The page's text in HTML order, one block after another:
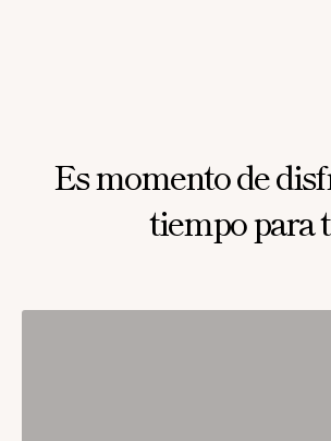
Es momento de
tiempo para